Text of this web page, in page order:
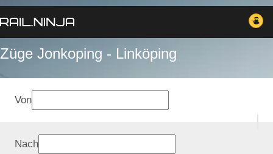
Züge Jonkoping - Linköping
Von
Nach